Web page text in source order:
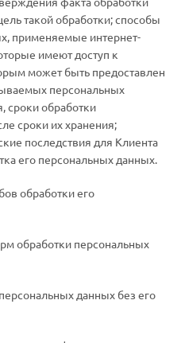
такой обработки; способы
применяемые интернет-
имеют доступ к
может быть предоставлен
персональных
сроки обработки
сроки их хранения;
последствия для Клиента
его персональных данных.
обработки его
обработки персональных
данных без его